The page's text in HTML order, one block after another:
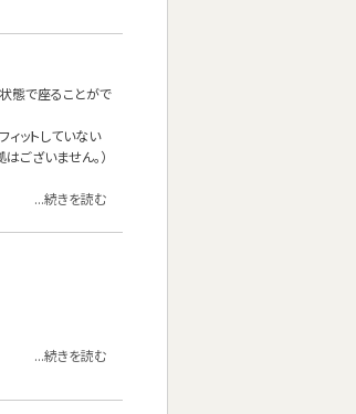
態で座ることがで
ットしていない
ございません。）
...続きを読む
...続きを読む